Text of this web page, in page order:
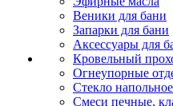
Веники для бани
Запарки для бани
Аксессуары для
Кровельный
Огнеупорные
Стекло
Смеси печные,